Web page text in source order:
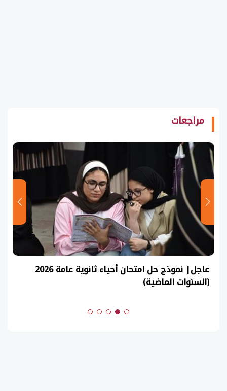
مراجعات
عاجل| نموذج حل امتحان أحياء ثانوية عامة 2026
(السنوات الماضية)